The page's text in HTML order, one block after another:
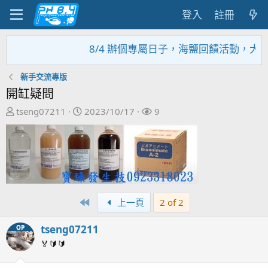
登入 註冊
8/4 辦個專屬日子，海鹽回饋活動，大家
新手交流專版
開缸疑問
主
題
發
起
人
tseng07211
開
始
日
期
2023/10/17
關
注
者
9
First 上一頁 2 of 2
OP tseng07211
🏅🔰🔰